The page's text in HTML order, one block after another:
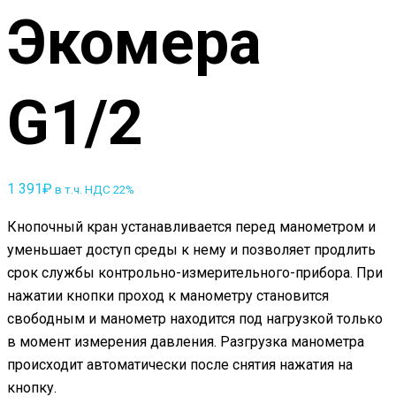
Экомера
G1/2
1 391₽ в т.ч. НДС 22%
Кнопочный кран устанавливается перед манометром и
уменьшает доступ среды к нему и позволяет продлить
срок службы контрольно-измерительного-прибора. При
нажатии кнопки проход к манометру становится
свободным и манометр находится под нагрузкой только
в момент измерения давления. Разгрузка манометра
происходит автоматически после снятия нажатия на
кнопку.